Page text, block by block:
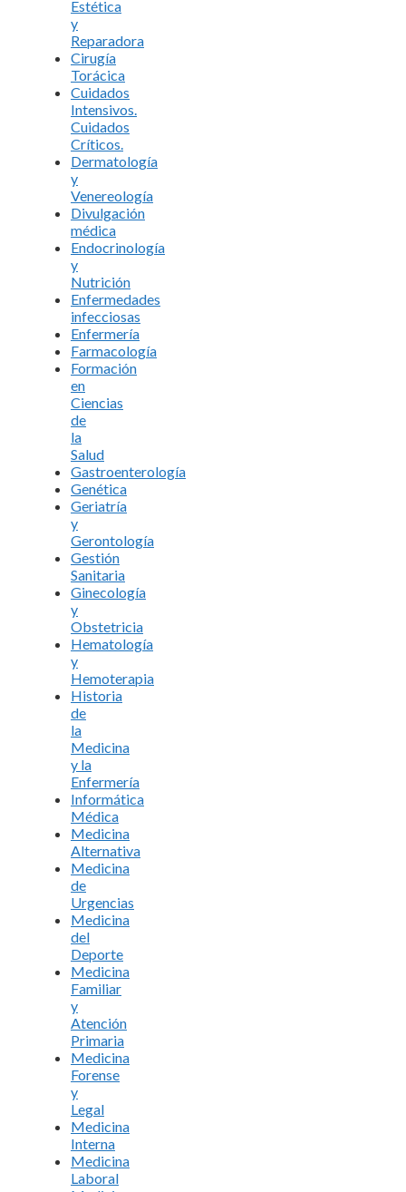
Estética
y
Reparadora
Cirugía
Torácica
Cuidados
Intensivos.
Cuidados
Críticos.
Dermatología
y
Venereología
Divulgación
médica
Endocrinología
y
Nutrición
Enfermedades
infecciosas
Enfermería
Farmacología
Formación
en
Ciencias
de
la
Salud
Gastroenterología
Genética
Geriatría
y
Gerontología
Gestión
Sanitaria
Ginecología
y
Obstetricia
Hematología
y
Hemoterapia
Historia
de
la
Medicina
y la
Enfermería
Informática
Médica
Medicina
Alternativa
Medicina
de
Urgencias
Medicina
del
Deporte
Medicina
Familiar
y
Atención
Primaria
Medicina
Forense
y
Legal
Medicina
Interna
Medicina
Laboral